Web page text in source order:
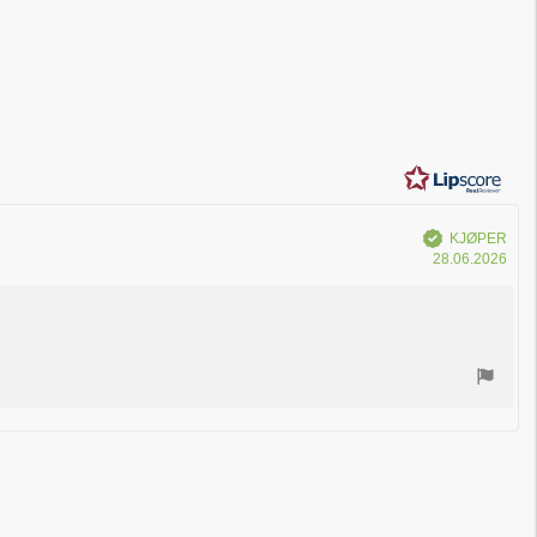
Verifisert
KJØPER
28.06.2026